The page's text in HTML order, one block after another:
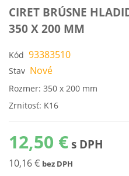
CIRET BRÚSNE
350 X 200 MM
Kód 93383510
Stav Nové
Rozmer: 350 x 200 mm
Zrnitosť: K16
12,50 € s DPH
10,16 € bez DPH